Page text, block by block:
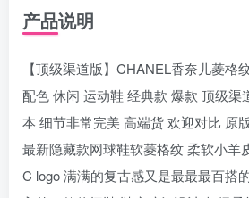
产品说明
【顶级渠道版】CHANEL香奈儿菱格
配色 休闲 运动鞋 经典款 爆款 顶级渠
本 细节非常完美 高端货 欢迎对比 原
最新隐藏款网球鞋软菱格纹 柔软小羊
C logo 满满的复古感又是最最最百搭